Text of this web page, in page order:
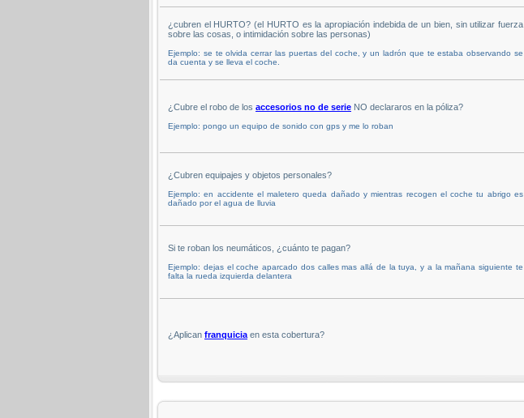
¿cubren el HURTO? (el HURTO es la apropiación indebida de un bien, sin utilizar fuerza
sobre las cosas, o intimidación sobre las personas)
Ejemplo: se te olvida cerrar las puertas del coche, y un ladrón que te estaba observando se
da cuenta y se lleva el coche.
¿Cubre el robo de los accesorios no de serie NO declararos en la póliza?
Ejemplo: pongo un equipo de sonido con gps y me lo roban
¿Cubren equipajes y objetos personales?
Ejemplo: en accidente el maletero queda dañado y mientras recogen el coche tu abrigo es
dañado por el agua de lluvia
Si te roban los neumáticos, ¿cuánto te pagan?
Ejemplo: dejas el coche aparcado dos calles mas allá de la tuya, y a la mañana siguiente te
falta la rueda izquierda delantera
¿Aplican franquicia en esta cobertura?